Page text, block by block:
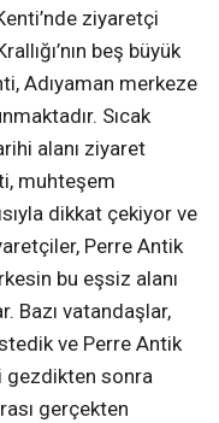
ziyaretçi
beş büyük
Adıyaman merkeze
Sıcak
alanı ziyaret
muhteşem
dikkat çekiyor ve
Perre Antik
bu eşsiz alanı
Bazı vatandaşlar,
ve Perre Antik
gezdikten sonra
gerçekten